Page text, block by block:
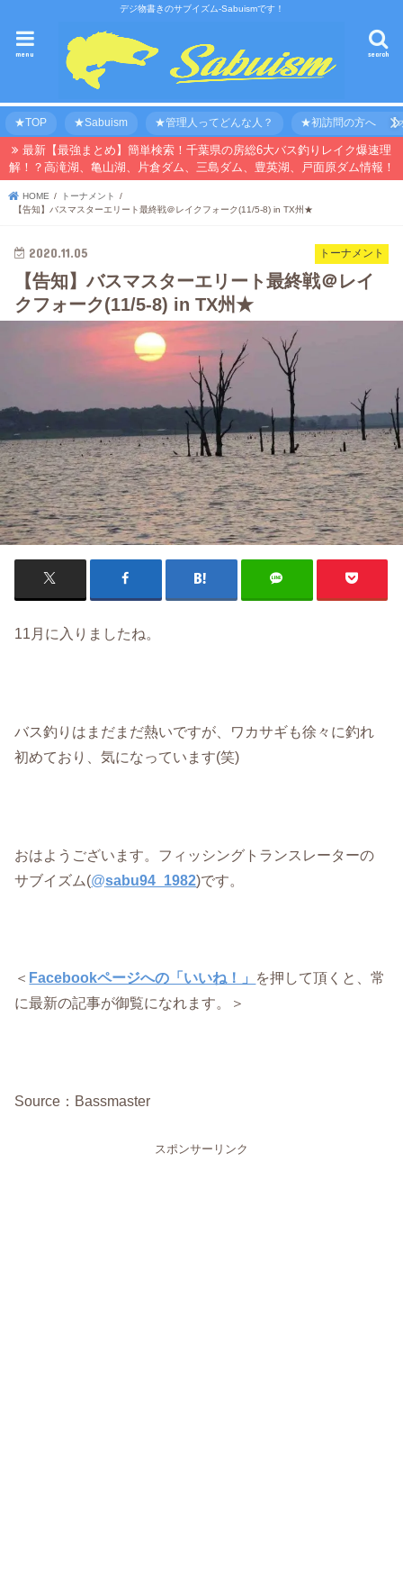
デジ物書きのサブイズム-Sabuismです！
search
menu
★TOP ★Sabuism ★管理人ってどんな人？ ★初訪問の方へ 【
最新【最強まとめ】簡単検索！千葉県の房総6大バス釣りレイク爆速理
解！？高滝湖、亀山湖、片倉ダム、三島ダム、豊英湖、戸面原ダム情報！
HOME
トーナメント
【告知】バスマスターエリート最終戦＠レイクフォーク(11/5-8) in TX州★
トーナメント
2020.11.05
【告知】バスマスターエリート最終戦＠レイ
クフォーク(11/5-8) in TX州★
11月に入りましたね。
バス釣りはまだまだ熱いですが、ワカサギも徐々に釣れ
初めており、気になっています(笑)
おはようございます。フィッシングトランスレーターの
サブイズム(@sabu94_1982)です。
＜ Facebookページへの「いいね！」 を押して頂くと、常
に最新の記事が御覧になれます。＞
Source：Bassmaster
スポンサーリンク